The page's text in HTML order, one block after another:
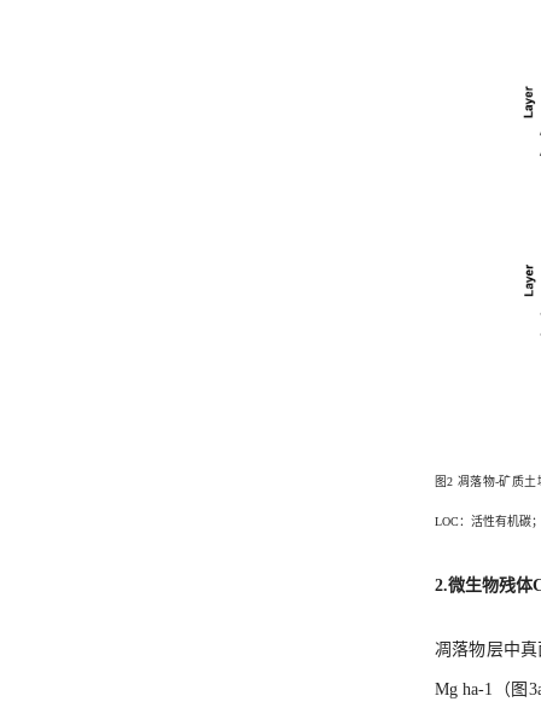
图2 凋落物-矿质
LOC：活性有机碳
2.微生物残体
凋落物层中真
Mg ha-1（图